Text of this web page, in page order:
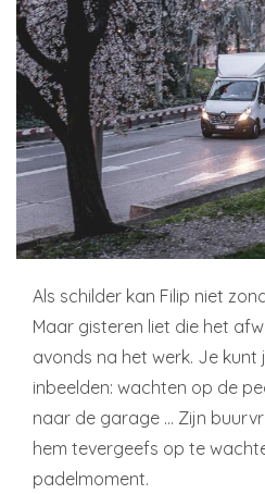
Als schilder kan Filip niet
Maar gisteren liet die het
avonds na het werk. Je kunt
inbeelden: wachten op de
naar de garage … Zijn
hem tevergeefs op te
padelmoment.